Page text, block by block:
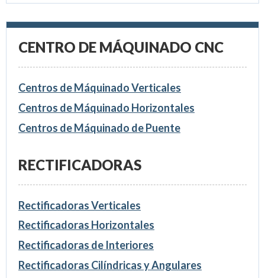
CENTRO DE MÁQUINADO CNC
Centros de Máquinado Verticales
Centros de Máquinado Horizontales
Centros de Máquinado de Puente
RECTIFICADORAS
Rectificadoras Verticales
Rectificadoras Horizontales
Rectificadoras de Interiores
Rectificadoras Cilíndricas y Angulares